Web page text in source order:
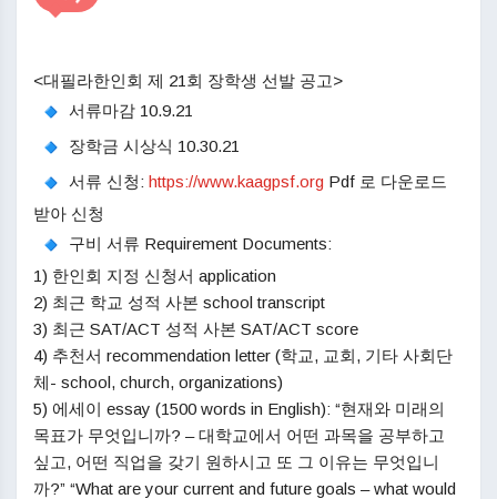
<대필라한인회 제 21회 장학생 선발 공고>
서류마감 10.9.21
장학금 시상식 10.30.21
서류 신청: https://www.kaagpsf.org Pdf 로 다운로드
받아 신청
구비 서류 Requirement Documents:
1) 한인회 지정 신청서 application
2) 최근 학교 성적 사본 school transcript
3) 최근 SAT/ACT 성적 사본 SAT/ACT score
4) 추천서 recommendation letter (학교, 교회, 기타 사회단
체- school, church, organizations)
5) 에세이 essay (1500 words in English): “현재와 미래의
목표가 무엇입니까? – 대학교에서 어떤 과목을 공부하고
싶고, 어떤 직업을 갖기 원하시고 또 그 이유는 무엇입니
까?” “What are your current and future goals – what would